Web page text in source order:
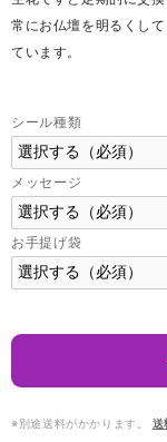
常にお仏壇を明るくし
ています。
シール種類
メッセージ
お手提げ袋
※別途送料がかかります。 送